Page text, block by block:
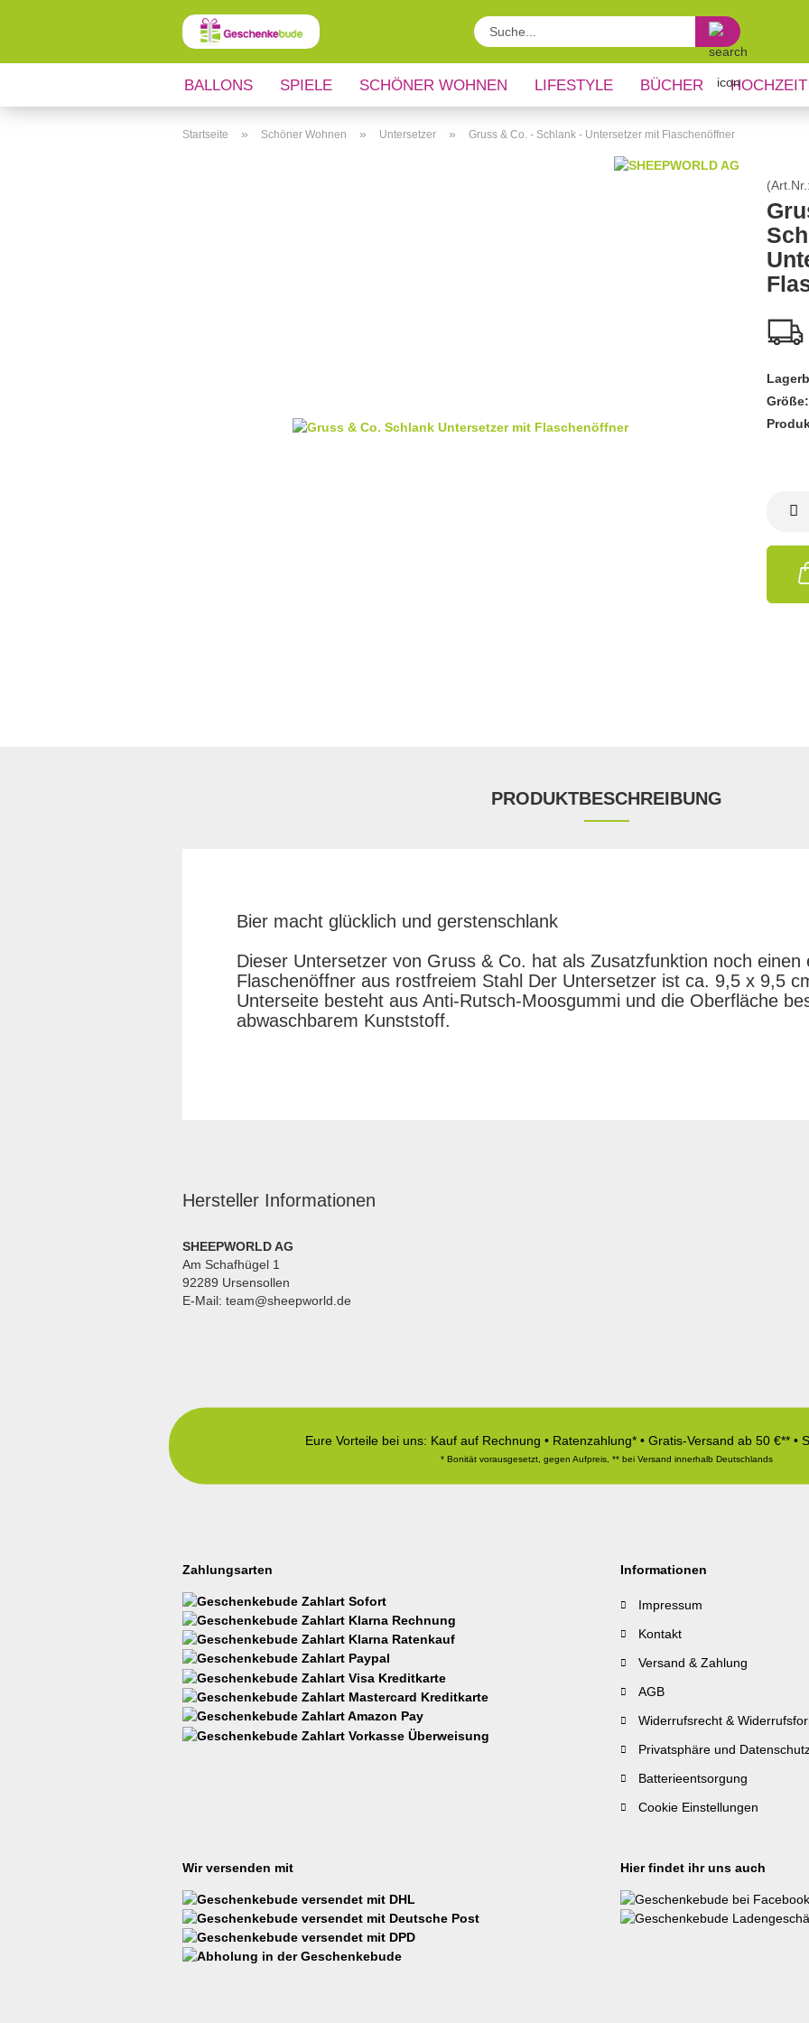
Suche...
BALLONS SPIELE SCHÖNER WOHNEN LIFESTYLE BÜCHER HOCHZEIT
ANLÄSSE REGIONALES
Startseite » Schöner Wohnen » Untersetzer » Gruss & Co. - Schlank - Untersetzer mit Flaschenöffner
(Art.Nr.:
Größe:
PRODUKTBESCHREIBUNG
Bier macht glücklich und gerstenschlank
Dieser Untersetzer von Gruss & Co. hat als Zusatzfunktion noch einen
Flaschenöffner aus rostfreiem Stahl Der Untersetzer ist ca. 9,5 x 9,5
Unterseite besteht aus Anti-Rutsch-Moosgummi und die Oberfläche
abwaschbarem Kunststoff.
Hersteller Informationen
SHEEPWORLD AG
Am Schafhügel 1
92289 Ursensollen
E-Mail: team@sheepworld.de
Eure Vorteile bei uns: Kauf auf Rechnung • Ratenzahlung* • Gratis-Versand ab 50 €** •
* Bonität vorausgesetzt, gegen Aufpreis, ** bei Versand innerhalb Deutschlands
Zahlungsarten Informationen
Impressum
Kontakt
Versand & Zahlung
AGB
Widerrufsrecht &
Privatsphäre und
Batterieentsorgung
Cookie Einstellungen
Wir versenden mit Hier findet ihr uns auch